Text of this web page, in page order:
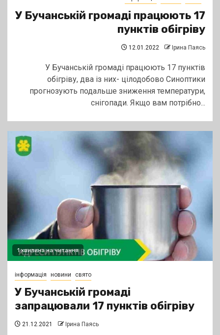
У Бучанській громаді працюють 17
пунктів обігріву
12.01.2022 Ірина Паясь
У Бучанській громаді працюють 17 пунктів
обігріву, два із них- цілодобово Синоптики
прогнозують подальше зниження температури,
снігопади. Якщо вам потрібно...
1 хвилина на читання
інформація новини свято
У Бучанській громаді
запрацювали 17 пунктів обігріву
21.12.2021 Ірина Паясь